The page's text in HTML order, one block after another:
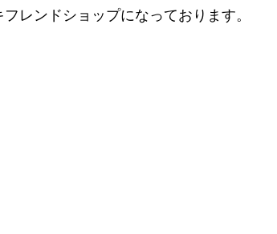
レンドショップになっております。